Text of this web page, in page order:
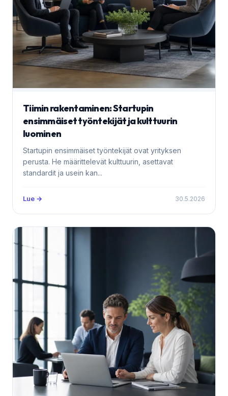
Tiimin rakentaminen: Startupin
ensimmäiset työntekijät ja kulttuurin
luominen
Startupin ensimmäiset työntekijät ovat yrityksen
perusta. He määrittelevät kulttuurin, asettavat
standardit ja usein kan...
Lue → 30.5.2026